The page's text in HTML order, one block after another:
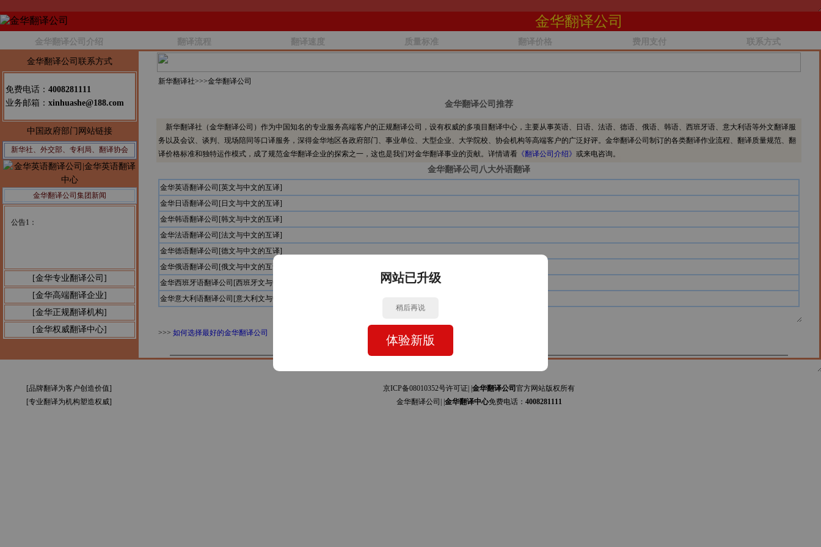
金华翻译公司
金华翻译公司介绍 翻译流程 翻译速度 质量标准 翻译价格 费用支付 联系方式
金华翻译公司联系方式
免费电话： 4008281111
业务邮箱： xinhuashe@188.com
中国政府部门网站链接
新华社、外交部、专利局、翻译协会
金华翻译公司集团新闻
公告1：
[金华专业翻译公司]
[金华高端翻译企业]
[金华正规翻译机构]
[金华权威翻译中心]
新华翻译社>>>金华翻译公司
金华翻译公司推荐
新华翻译社（金华翻译公司）作为中国知名的专业服务高端客户的正规翻译公司，设有权威的多项目翻译中心，主要从事英语、日语、法语、德语、俄语、韩语、西班牙语、意大利语等外文翻译服
务以及会议、谈判、现场陪同等口译服务，深得金华地区各政府部门、事业单位、大型企业、大学院校、协会机构等高端客户的广泛好评。金华翻译公司制订的各类翻译作业流程、翻译质量规范、翻
译价格标准和独特运作模式，成了规范金华翻译企业的探索之一，这也是我们对金华翻译事业的贡献。详情请看 《翻译公司介绍》 或来电咨询。
金华翻译公司八大外语翻译
金华英语翻译公司[英文与中文的互译]
金华日语翻译公司[日文与中文的互译]
金华韩语翻译公司[韩文与中文的互译]
金华法语翻译公司[法文与中文的互译]
金华德语翻译公司[德文与中文的互译]
金华俄语翻译公司[俄文与中文的互译]
金华西班牙语翻译公司[西班牙文与中文的互译]
金华意大利语翻译公司[意大利文与中文的互译]
>>> 如何选择最好的金华翻译公司
[品牌翻译为客户创造价值]
[专业翻译为机构塑造权威]
京ICP备08010352号许可证| | 金华翻译公司 官方网站版权所有
金华翻译公司| | 金华翻译中心免费电话： 4008281111
网站已升级
稍后再说
体验新版